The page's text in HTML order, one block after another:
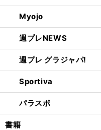
Myojo
週プレNEWS
週プレ グラジャパ!
Sportiva
パラスポ
書籍